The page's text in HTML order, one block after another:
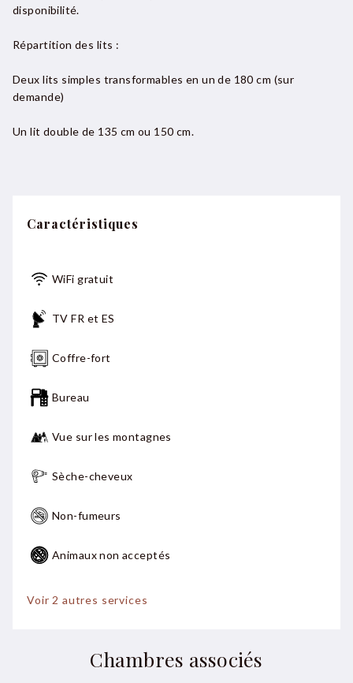
disponibilité.
Répartition des lits :
Deux lits simples transformables en un de 180 cm (sur
demande)
Un lit double de 135 cm ou 150 cm.
Caractéristiques
WiFi gratuit
TV FR et ES
Coffre-fort
Bureau
Vue sur les montagnes
Sèche-cheveux
Non-fumeurs
Animaux non acceptés
Voir 2 autres services
Max. 3 personnes
Chambres associés